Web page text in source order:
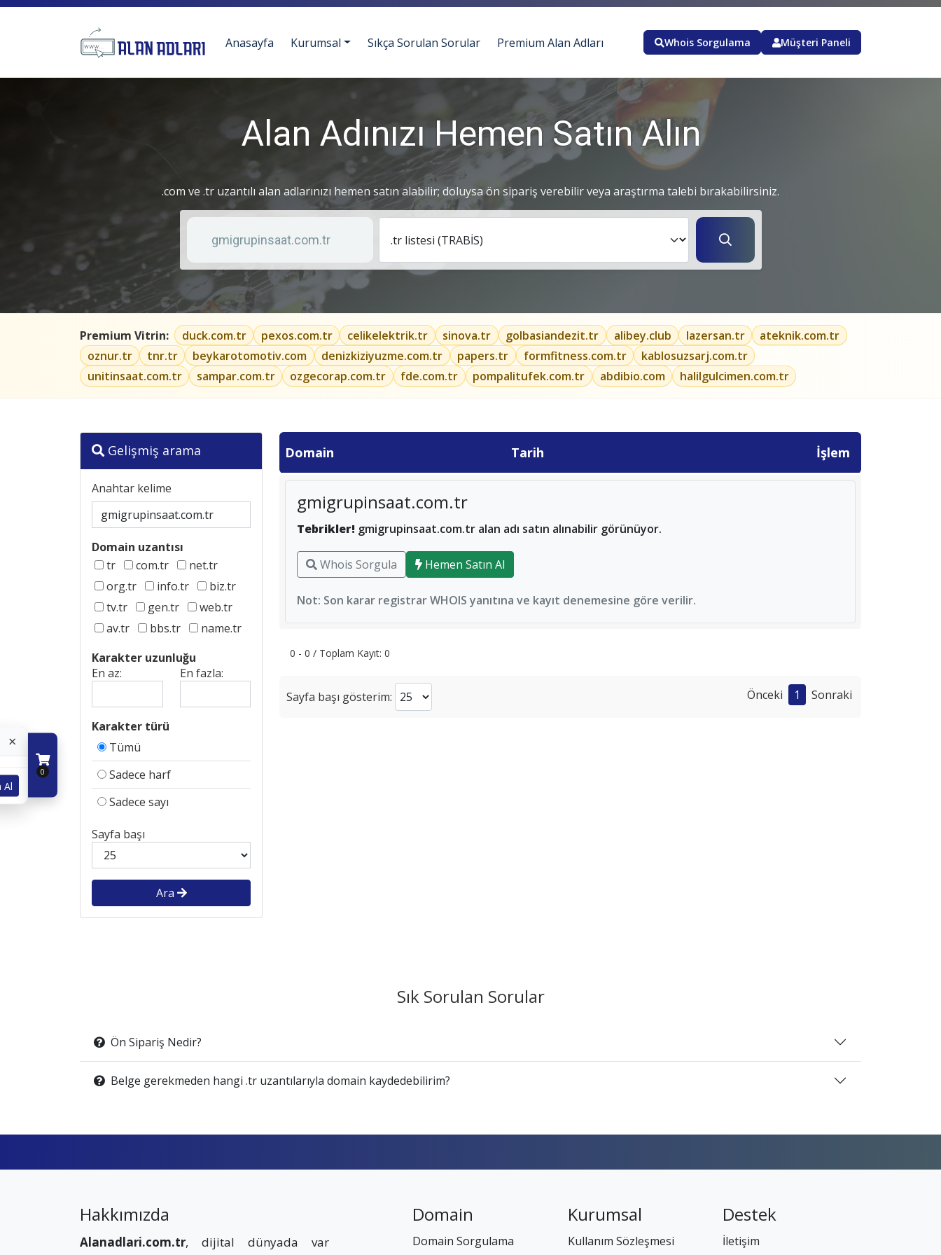
Anasayfa Kurumsal Sıkça Sorulan Sorular Premium Alan Adları Whois Sorgulama Müşteri Paneli
Alan Adınızı Hemen Satın Alın
.com ve .tr uzantılı alan adlarınızı hemen satın alabilir; doluysa ön sipariş verebilir veya araştırma talebi bırakabilirsiniz.
Anahtar kelime
Liste türü
Premium Vitrin: duck.com.tr pexos.com.tr celikelektrik.tr sinova.tr golbasiandezit.tr alibey.club lazersan.tr
ateknik.com.tr
oznur.tr
tnr.tr beykarotomotiv.com denizkiziyuzme.com.tr papers.tr formfitness.com.tr
kablosuzsarj.com.tr
unitinsaat.com.tr
sampar.com.tr ozgecorap.com.tr fde.com.tr pompalitufek.com.tr abdibio.com halilgulcimen.com.tr
Gelişmiş arama
Anahtar kelime
Domain uzantısı
tr
com.tr
net.tr
org.tr
info.tr
biz.tr
tv.tr
gen.tr
web.tr
av.tr
bbs.tr
name.tr
Karakter uzunluğu
En az:
En fazla:
Karakter türü
Tümü
Sadece harf
Sadece sayı
Sayfa başı
Ara
Domain Tarih İşlem
gmigrupinsaat.com.tr
Tebrikler! gmigrupinsaat.com.tr alan adı satın alınabilir görünüyor.
Whois Sorgula Hemen Satın Al
Not: Son karar registrar WHOIS yanıtına ve kayıt denemesine göre verilir.
0 - 0 / Toplam Kayıt: 0
Sayfa başı gösterim: Önceki 1 Sonraki
Sık Sorulan Sorular
Ön Sipariş Nedir?
Belge gerekmeden hangi .tr uzantılarıyla domain kaydedebilirim?
Hakkımızda
Alanadlari.com.tr, dijital dünyada var
Domain
Domain Sorgulama
Kurumsal
Kullanım Sözleşmesi
Destek
İletişim
0
×
Al